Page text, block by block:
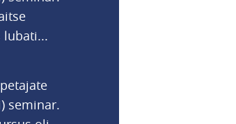
lubati...
seminar.